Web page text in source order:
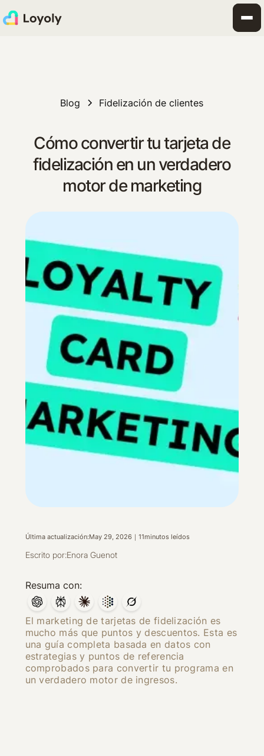
Blog Fidelización de clientes
Cómo convertir tu tarjeta de
fidelización en un verdadero
motor de marketing
Última actualización:May 29, 2026 ｜ 11minutos leídos
Escrito por:Enora Guenot
Resuma con:
El marketing de tarjetas de fidelización es
mucho más que puntos y descuentos. Esta es
una guía completa basada en datos con
estrategias y puntos de referencia
comprobados para convertir tu programa en
un verdadero motor de ingresos.